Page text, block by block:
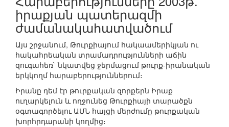
իրաքյան պատերազմի
ժամանակահատվածում
Այս շրջանում, Թուրքիայում հակաամերիկյան ու
հակահրեական տրամադրությունների աճին
զուգահեռ` նկատվեց ջերմացում թուրք-իրանական
երկկողմ հարաբերություններում։
Իրանը դեմ էր թուրքական զորքերն Իրաք
ուղարկելուն և ողջունեց Թուրքիայի տարածքն
օգտագործելու ԱՄՆ հայցի մերժումը թուրքական
խորհրդարանի կողմից։